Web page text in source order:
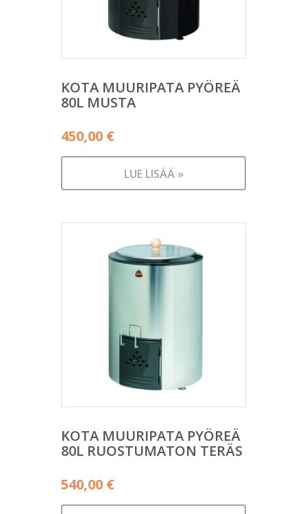
KOTA MUURIPATA PYÖREÄ
80L MUSTA
450,00 €
LUE LISÄÄ »
KOTA MUURIPATA PYÖREÄ
80L RUOSTUMATON TERÄS
540,00 €